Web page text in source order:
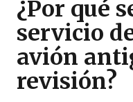
¿Por qué
servicio
avión
revisión?